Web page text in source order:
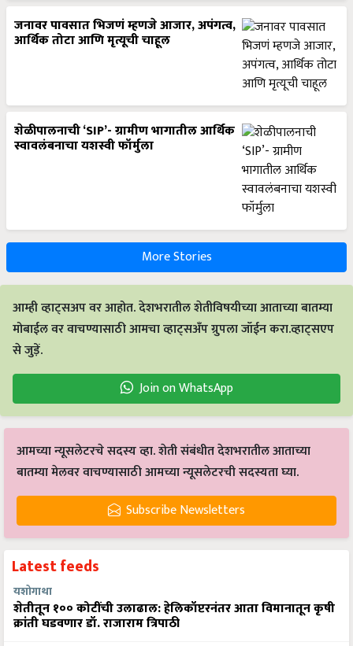
जनावर पावसात भिजणं म्हणजे आजार, अपंगत्व,
आर्थिक तोटा आणि मृत्यूची चाहूल
शेळीपालनाची ‘SIP’- ग्रामीण भागातील आर्थिक
स्वावलंबनाचा यशस्वी फॉर्मुला
More Stories
आम्ही व्हाट्सअप वर आहोत. देशभरातील शेतीविषयीच्या आताच्या बातम्या
मोबाईल वर वाचण्यासाठी आमचा व्हाट्सअँप ग्रुपला जॉईन करा.व्हाट्सएप
से जुड़ें.
Join on WhatsApp
आमच्या न्यूसलेटरचे सदस्य व्हा. शेती संबंधीत देशभरातील आताच्या
बातम्या मेलवर वाचण्यासाठी आमच्या न्यूसलेटरची सदस्यता घ्या.
Subscribe Newsletters
Latest feeds
यशोगाथा
शेतीतून १०० कोटींची उलाढाल: हेलिकॉप्टरनंतर आता विमानातून कृषी
क्रांती घडवणार डॉ. राजाराम त्रिपाठी